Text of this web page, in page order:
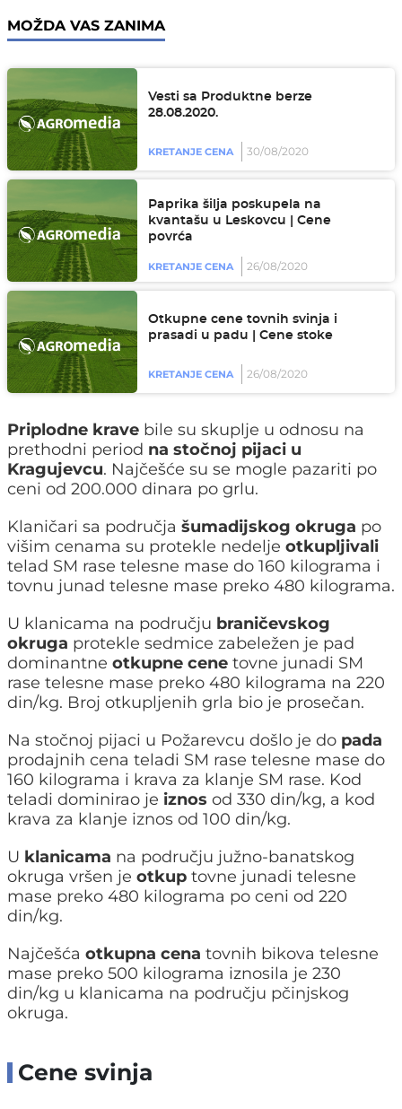
MOŽDA VAS ZANIMA
Vesti sa Produktne berze
28.08.2020.
KRETANJE CENA 30/08/2020
Paprika šilja poskupela na
kvantašu u Leskovcu | Cene
povrća
KRETANJE CENA 26/08/2020
Otkupne cene tovnih svinja i
prasadi u padu | Cene stoke
KRETANJE CENA 26/08/2020
Priplodne krave bile su skuplje u odnosu na
prethodni period na stočnoj pijaci u
Kragujevcu. Najčešće su se mogle pazariti po
ceni od 200.000 dinara po grlu.
Klaničari sa područja šumadijskog okruga po
višim cenama su protekle nedelje otkupljivali
telad SM rase telesne mase do 160 kilograma i
tovnu junad telesne mase preko 480 kilograma.
U klanicama na području braničevskog
okruga protekle sedmice zabeležen je pad
dominantne otkupne cene tovne junadi SM
rase telesne mase preko 480 kilograma na 220
din/kg. Broj otkupljenih grla bio je prosečan.
Na stočnoj pijaci u Požarevcu došlo je do pada
prodajnih cena teladi SM rase telesne mase do
160 kilograma i krava za klanje SM rase. Kod
teladi dominirao je iznos od 330 din/kg, a kod
krava za klanje iznos od 100 din/kg.
U klanicama na području južno-banatskog
okruga vršen je otkup tovne junadi telesne
mase preko 480 kilograma po ceni od 220
din/kg.
Najčešća otkupna cena tovnih bikova telesne
mase preko 500 kilograma iznosila je 230
din/kg u klanicama na području pčinjskog
okruga.
Cene svinja